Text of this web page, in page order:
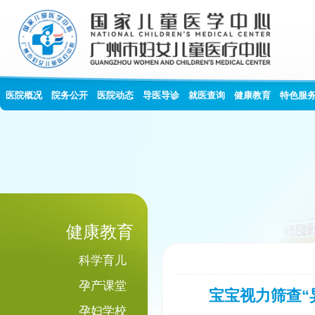
医院概况 院务公开 医院动态 导医导诊 就医查询 健康教育 特色服
健康教育
科学育儿
孕产课堂
孕妇学校
宝宝视力筛查“